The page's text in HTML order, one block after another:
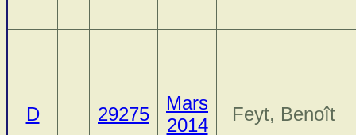
D 29275
Mars
2014
Feyt, Benoît